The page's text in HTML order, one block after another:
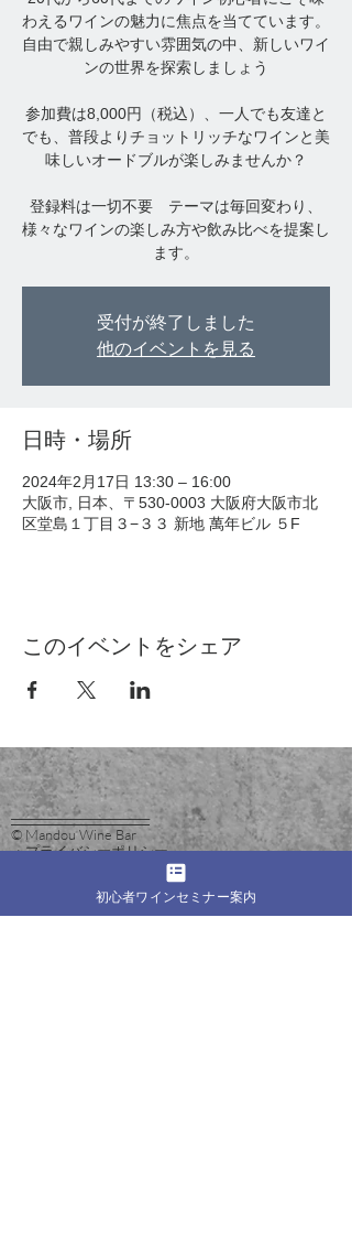
わえるワインの魅力に焦点を当てています。
自由で親しみやすい雰囲気の中、新しいワイ
ンの世界を探索しましょう
参加費は8,000円（税込）、一人でも友達と
でも、普段よりチョットリッチなワインと美
味しいオードブルが楽しみませんか？
登録料は一切不要 テーマは毎回変わり、
様々なワインの楽しみ方や飲み比べを提案し
受付が終了しました
他のイベントを見る
日時・場所
2024年2月17日 13:30 – 16:00
大阪市, 日本、〒530-0003 大阪府大阪市北
区堂島１丁目３−３３ 新地 萬年ビル ５F
このイベントをシェア
──────────────
© Mandou Wine Bar
・プライバシーポリシー
・特定商取引法に基づく表記
──────────────
初心者ワインセミナー案内